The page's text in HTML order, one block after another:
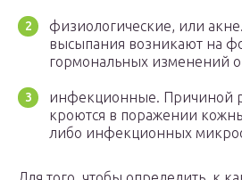
физиологические, или
высыпания возникают на
гормональных изменений
инфекционные. Причиной
кроются в поражении
либо инфекционных